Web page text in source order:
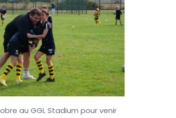
au GGL Stadium pour venir